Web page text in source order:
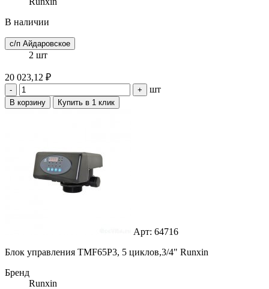
В наличии
с/п Айдаровское
2 шт
20 023,12 ₽
- + шт
В корзину Купить в 1 клик
Арт: 64716
Блок управления TMF65P3, 5 циклов,3/4" Runxin
Бренд
Runxin